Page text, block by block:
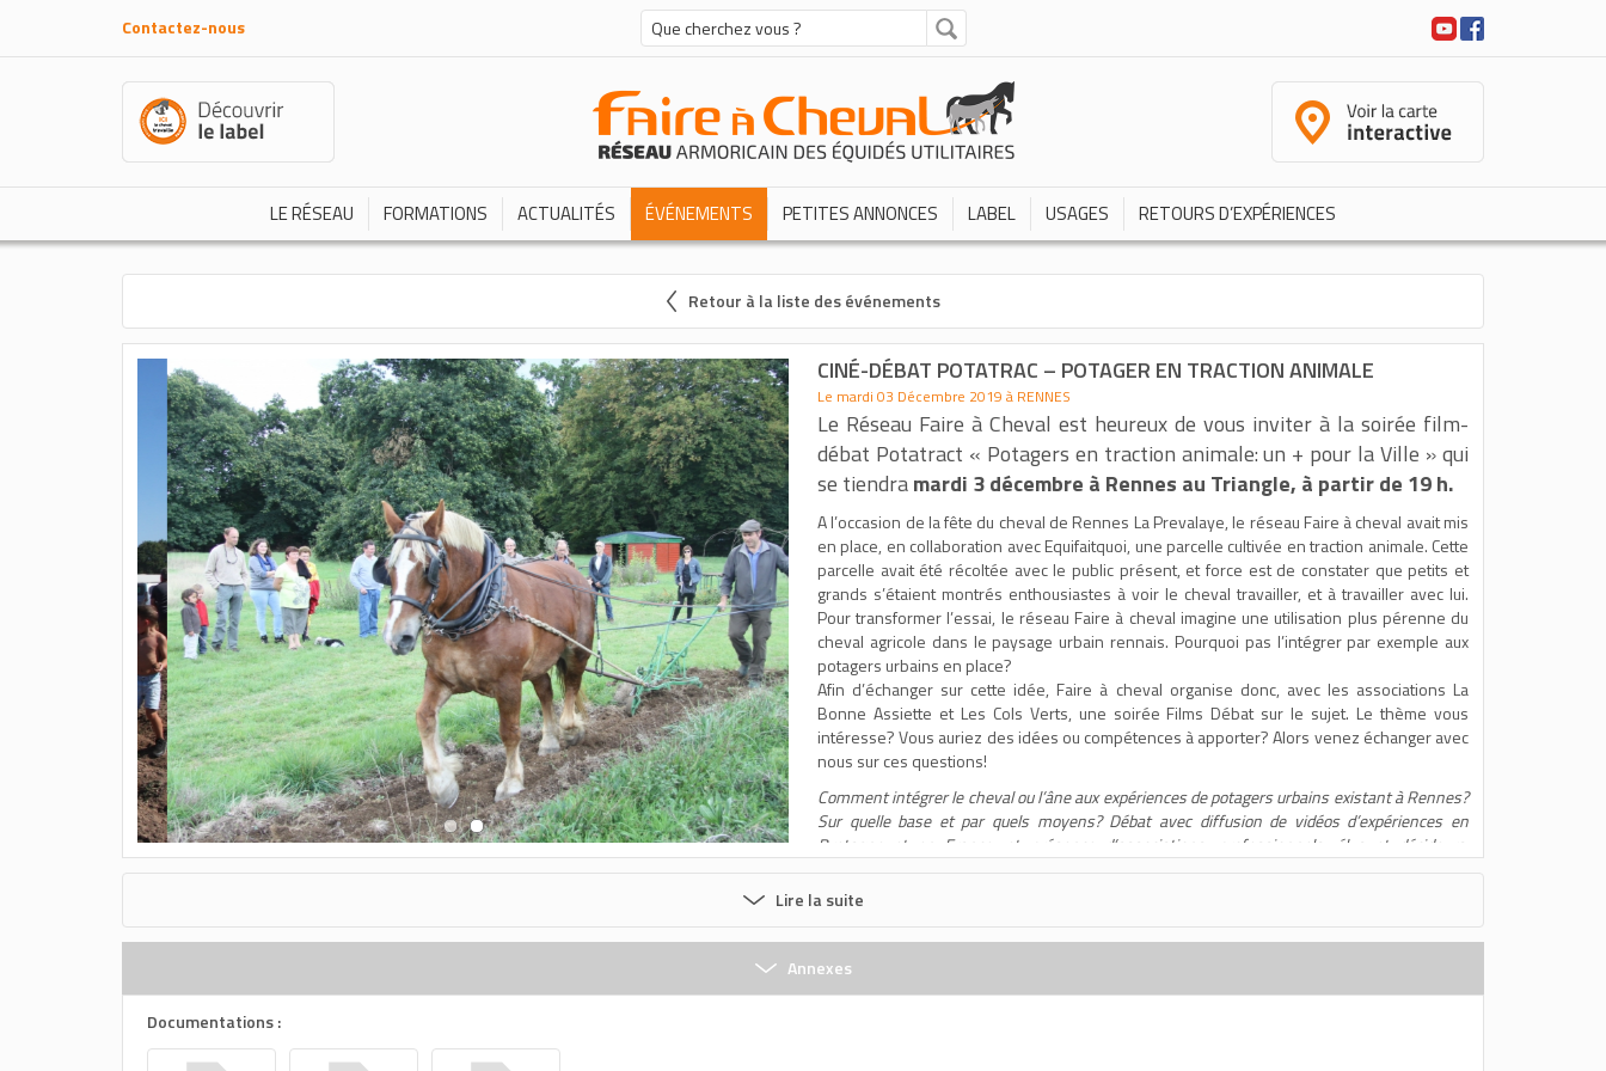
Contactez-nous
LE RÉSEAU FORMATIONS ACTUALITÉS ÉVÉNEMENTS PETITES ANNONCES LABEL USAGES RETOURS D’EXPÉRIENCES
Retour à la liste des événements
CINÉ-DÉBAT POTATRAC – POTAGER EN TRACTION ANIMALE
Le mardi 03 Décembre 2019 à RENNES
Le Réseau Faire à Cheval est heureux de vous inviter à la soirée film-
débat Potatract « Potagers en traction animale: un + pour la Ville » qui
se tiendramardi 3 décembre à Rennes au Triangle, à partir de 19 h.
A l’occasion de la fête du cheval de Rennes La Prevalaye, le réseau Faire à cheval avait mis
en place, en collaboration avec Equifaitquoi, une parcelle cultivée en traction animale. Cette
parcelle avait été récoltée avec le public présent, et force est de constater que petits et
grands s’étaient montrés enthousiastes à voir le cheval travailler, et à travailler avec lui.
Pour transformer l’essai, le réseau Faire à cheval imagine une utilisation plus pérenne du
cheval agricole dans le paysage urbain rennais. Pourquoi pas l’intégrer par exemple aux
potagers urbains en place?
Afin d’échanger sur cette idée, Faire à cheval organise donc, avec les associations La
Bonne Assiette et Les Cols Verts, une soirée Films Débat sur le sujet. Le thème vous
intéresse? Vous auriez des idées ou compétences à apporter? Alors venez échanger avec
nous sur ces questions!
Comment intégrer le cheval ou l’âne aux expériences de potagers urbains existant à Rennes?
Sur quelle base et par quels moyens? Débat avec diffusion de vidéos d’expériences en
Bretagne et en France, et présence d’associations, professionnels, élus et décideurs,
chercheurs… Ouvert à tous, entrée libre. Places limitées.
reseaufaireacheval@gmail.com
Jean-Charles Michel 06 30 52 90 15 –
Lire la suite
Annexes
Documentations :